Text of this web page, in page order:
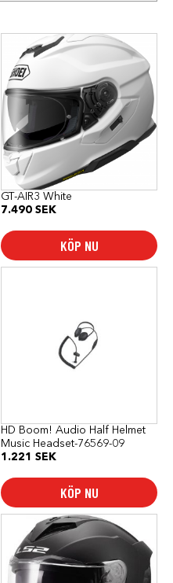
GT-AIR3 White
7.490 SEK
KÖP NU
produkten
har
flera
varianter.
De
olika
alternativen
kan
väljas
på
produktsidan
HD Boom! Audio Half Helmet
Music Headset-76569-09
1.221 SEK
KÖP NU
produkten
har
flera